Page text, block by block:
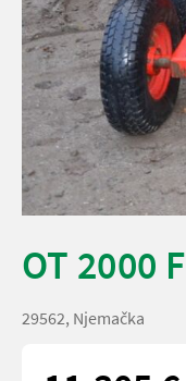
OT 2000 F
29562, Njemačka